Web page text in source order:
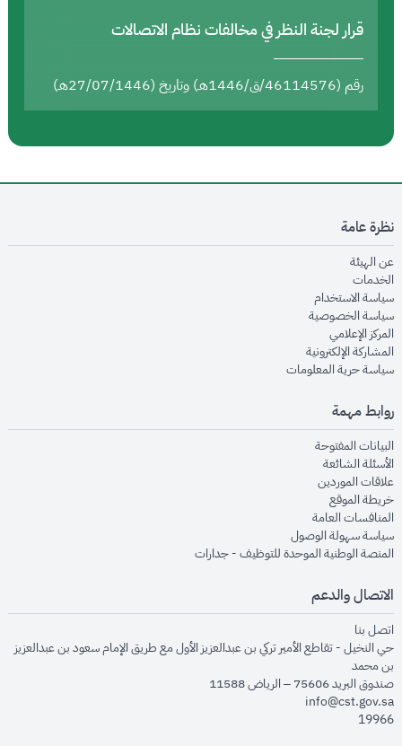
قرار لجنة النظر في مخالفات نظام الاتصالات
رقم (46114576/ق/1446هـ) وتاريخ (27/07/1446هـ)
نظرة عامة
عن الهيئةopens in new window
الخدماتopens in new window
سياسة الاستخدام
سياسة الخصوصيةopens in new window
المركز الإعلاميopens in new window
المشاركة الإلكترونيةopens in new window
سياسة حرية المعلوماتopens in new window
روابط مهمة
البيانات المفتوحةopens in new window
الأسئلة الشائعةopens in new window
علاقات الموردينopens in new window
خريطة الموقعopens in new window
المنافسات العامةopens in new window
سياسة سهولة الوصولopens in new window
المنصة الوطنية الموحدة للتوظيف - جداراتopens in new window
الاتصال والدعم
اتصل بنا
حي النخيل - تقاطع الأمير تركي بن عبدالعزيز الأول مع طريق الإمام سعود بن عبدالعزيز
بن محمد
صندوق البريد 75606 – الرياض 11588
info@cst.gov.sa
19966